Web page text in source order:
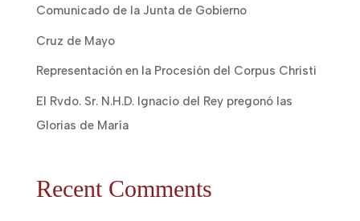
Comunicado de la Junta de Gobierno
Cruz de Mayo
Representación en la Procesión del Corpus Christi
El Rvdo. Sr. N.H.D. Ignacio del Rey pregonó las
Glorias de María
Recent Comments